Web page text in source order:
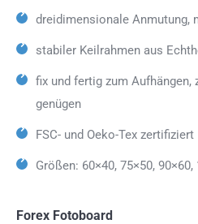
dreidimensionale Anmutung,
stabiler Keilrahmen aus
fix und fertig zum Aufhängen,
genügen
FSC- und Oeko-Tex zertifiziert
Größen: 60×40, 75×50,
Forex Fotoboard